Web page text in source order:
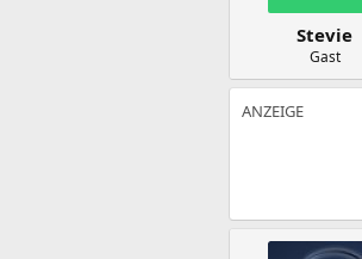
t
a
m
Stevie
Gast